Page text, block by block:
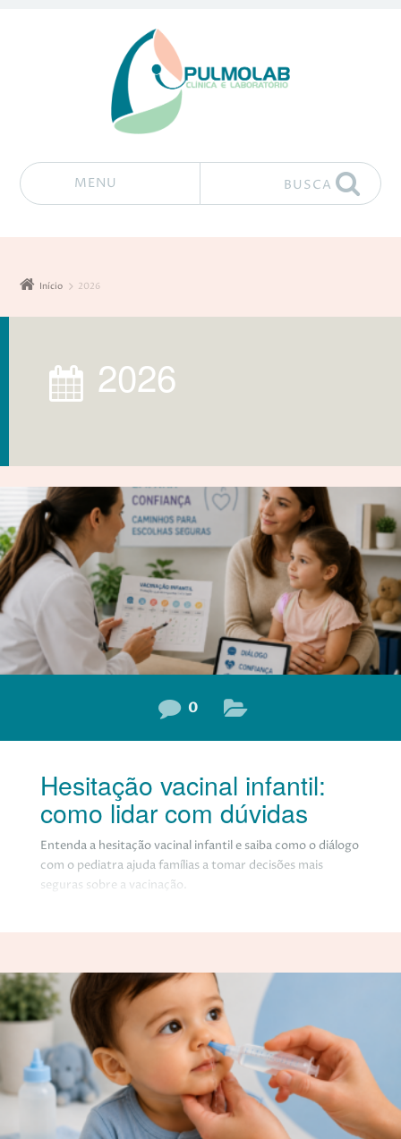
MENU BUSCA
Início 2026
2026
0
Hesitação vacinal infantil:
como lidar com dúvidas
Entenda a hesitação vacinal infantil e saiba como o diálogo
com o pediatra ajuda famílias a tomar decisões mais
seguras sobre a vacinação.